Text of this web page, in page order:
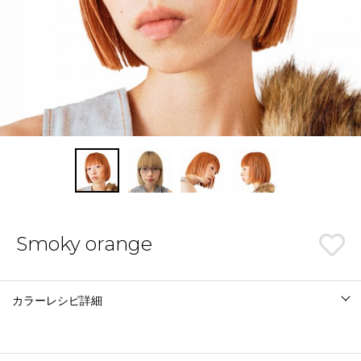
Smoky orange
カラーレシピ詳細